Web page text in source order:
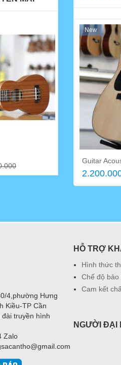
New
Guitar
4,phường Hưng
Kiều-TP Cần
truyền hình
Zalo
HỖ TRỢ
Hình thức
Chế độ bảo
Cam kết
NGƯỜI ĐẠI